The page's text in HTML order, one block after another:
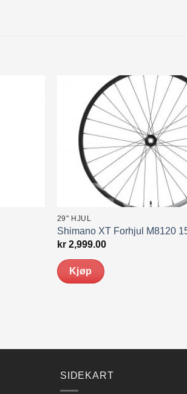
29" HJUL
Shimano XT Forhjul M8120
kr2,999.00
Kjøp
SIDEKART